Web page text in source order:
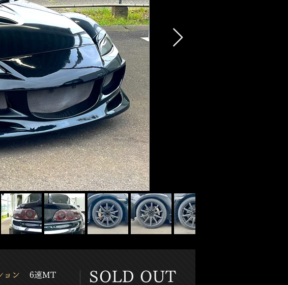
ョン 6速MT ​SOLD OUT